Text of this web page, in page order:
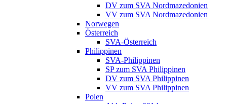
DV zum SVA Nordmazedonien
VV zum SVA Nordmazedonien
Norwegen
Österreich
SVA-Österreich
Philippinen
SVA-Philippinen
SP zum SVA Philippinen
DV zum SVA Philippinen
VV zum SVA Philippinen
Polen